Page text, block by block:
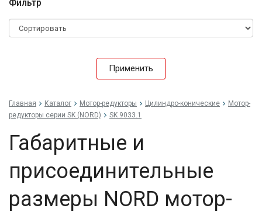
Фильтр
Применить
Главная Каталог Мотор-редукторы Цилиндро-конические
Мотор-
редукторы серии SK (NORD)
SK 9033.1
Габаритные и
присоединительные
размеры NORD мотор-